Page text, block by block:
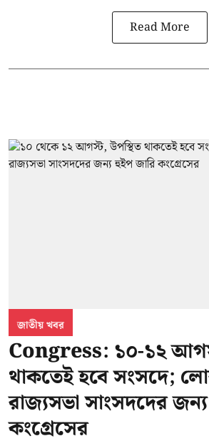
Read More
জাতীয় খবর
Congress: ১০-১২
থাকতেই হবে সংসদে;
রাজ্যসভা সাংসদদের
কংগ্রেসের